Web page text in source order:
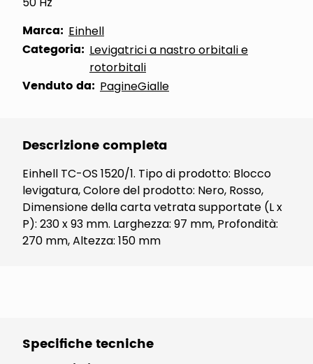
Marca: Einhell
Categoria: Levigatrici a nastro orbitali e
rotorbitali
Venduto da: PagineGialle
Descrizione completa
Einhell TC-OS 1520/1. Tipo di prodotto: Blocco
levigatura, Colore del prodotto: Nero, Rosso,
Dimensione della carta vetrata supportate (L x
P): 230 x 93 mm. Larghezza: 97 mm, Profondità:
270 mm, Altezza: 150 mm
Specifiche tecniche